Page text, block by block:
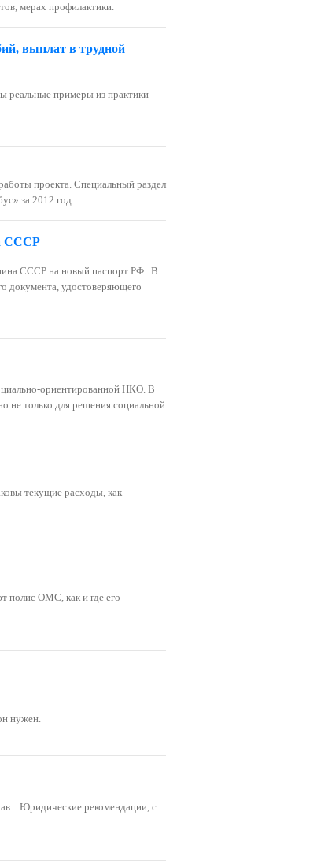
мерах профилактики.
выплат в трудной
реальные примеры из практики
проекта. Специальный раздел
за 2012 год
СССР
СССР на новый паспорт РФ. В
документа, удостоверяющего
ориентированной НКО. В
не только для решения социальной
текущие расходы, как
полис ОМС, как и где его
нужен.
Юридические рекомендации, с